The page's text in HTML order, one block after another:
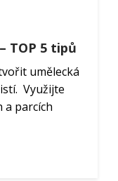
TOP 5 tipů
umělecká
Využijte
a parcích